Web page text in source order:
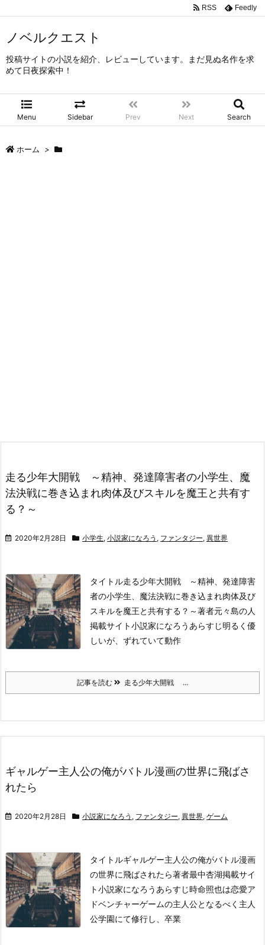
ノベルクエスト
投稿サイトの小説を紹介、レビューしています。まだ見ぬ名作を求
めて日夜探索中！
Menu Sidebar Prev Next Search
RSS Feedly
ホーム >
走る少年大開戦 ～精神、発達障害者の小学生、魔
法決戦に巻き込まれ肉体及びスキルを魔王と共有す
る？～
2020年2月28日 小学生, 小説家になろう , ファンタジー, 異世界
タイトル走る少年大開戦 ～精神、発達障害
者の小学生、魔法決戦に巻き込まれ肉体及び
スキルを魔王と共有する？～著者元々島の人
掲載サイト小説家になろう あらすじ明るく優
しいが、ずれていて動作
記事を読む 走る少年大開戦 ...
ギャルゲー主人公の俺がバトル漫画の世界に飛ばさ
れたら
2020年2月28日 小説家になろう , ファンタジー, 異世界, ゲーム
タイトルギャルゲー主人公の俺がバトル漫画
の世界に飛ばされたら著者最中杏湖掲載サイ
ト小説家になろう あらすじ時命照也は恋愛ア
ドベンチャーゲームの主人公となるべく主人
公学園にて修行し、卒業